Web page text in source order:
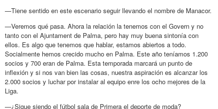
—Tiene sentido en este escenario seguir llevando el nombre de Manacor.
—Veremos qué pasa. Ahora la relación la tenemos con el Govern y no
tanto con el Ajuntament de Palma, pero hay muy buena sintonía con
ellos. Es algo que tenemos que hablar, estamos abiertos a todo.
Socialmente hemos crecido mucho en Palma. Este año teníamos 1.200
socios y 700 eran de Palma. Esta temporada marcará un punto de
inflexión y si nos van bien las cosas, nuestra aspiración es alcanzar los
2.000 socios y luchar por instalar al equipo enre los ocho mejores de la
Liga.
—¿Sigue siendo el fútbol sala de Primera el deporte de moda?